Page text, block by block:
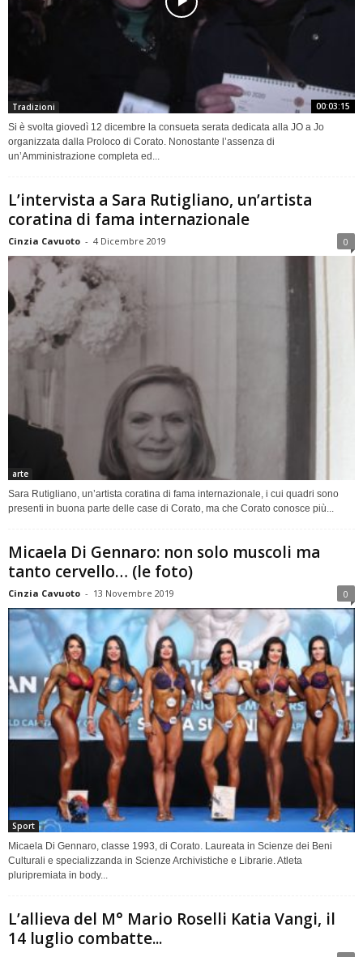
00:03:15
Tradizioni
Si è svolta giovedì 12 dicembre la consueta serata dedicata alla JO a Jo
organizzata dalla Proloco di Corato. Nonostante l’assenza di
un’Amministrazione completa ed...
L’intervista a Sara Rutigliano, un’artista
coratina di fama internazionale
Cinzia Cavuoto - 4 Dicembre 2019 0
arte
Sara Rutigliano, un’artista coratina di fama internazionale, i cui quadri sono
presenti in buona parte delle case di Corato, ma che Corato conosce più...
Micaela Di Gennaro: non solo muscoli ma
tanto cervello… (le foto)
Cinzia Cavuoto - 13 Novembre 2019 0
Sport
Micaela Di Gennaro, classe 1993, di Corato. Laureata in Scienze dei Beni
Culturali e specializzanda in Scienze Archivistiche e Librarie. Atleta
pluripremiata in body...
L’allieva del M° Mario Roselli Katia Vangi, il
14 luglio combatte...